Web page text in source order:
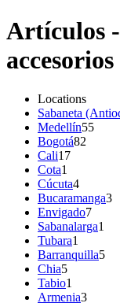
Artículos
accesorios
Locations
Sabaneta
Medellín55
Bogotá82
Cali17
Cota1
Cúcuta4
Bucaramanga3
Envigado7
Sabanalarga1
Tubara1
Barranquilla5
Chia5
Tabio1
Armenia3